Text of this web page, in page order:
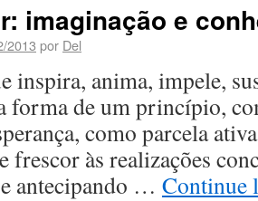
imaginação e
2013 por Del
inspira, anima, impele,
forma de um princípio,
como parcela
frescor às realizações
antecipando … Continue